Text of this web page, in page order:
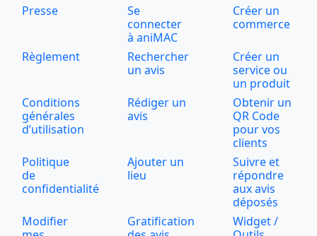
Presse
Se
connecter
à aniMAC
Créer un
commerce
Règlement
Rechercher
un avis
Créer un
service ou
un produit
Conditions
générales
d’utilisation
Rédiger un
avis
Obtenir un
QR Code
pour vos
clients
Politique
de
confidentialité
Ajouter un
lieu
Suivre et
répondre
aux avis
déposés
Modifier
Gratification
Widget /